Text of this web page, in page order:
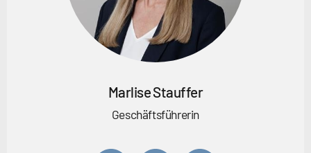
Marlise Stauffer
Geschäftsführerin